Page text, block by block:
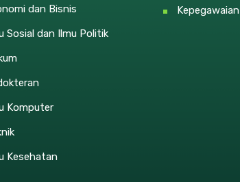
dan Bisnis
Sosial dan Ilmu Politik
Komputer
Kesehatan
Kepegawaian